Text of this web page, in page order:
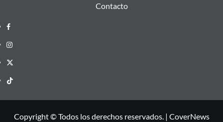
Contacto
Copyright © Todos los derechos reservados. | CoverNews